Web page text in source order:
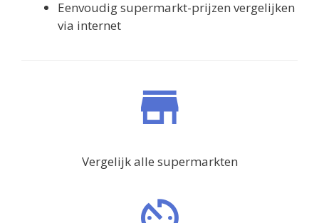
Eenvoudig supermarkt-prijzen vergelijken
via internet
Vergelijk alle supermarkten